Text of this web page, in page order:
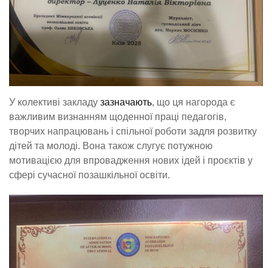
У колективі закладу зазначають, що ця нагорода є
важливим визнанням щоденної праці педагогів,
творчих напрацювань і спільної роботи задля розвитку
дітей та молоді. Вона також слугує потужною
мотивацією для впровадження нових ідей і проєктів у
сфері сучасної позашкільної освіти.